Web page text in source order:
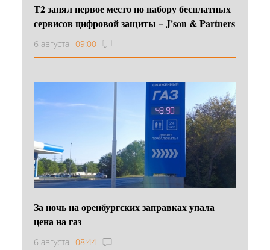
Т2 занял первое место по набору бесплатных
сервисов цифровой защиты – J'son & Partners
6 августа 09:00
За ночь на оренбургских заправках упала
цена на газ
6 августа 08:44